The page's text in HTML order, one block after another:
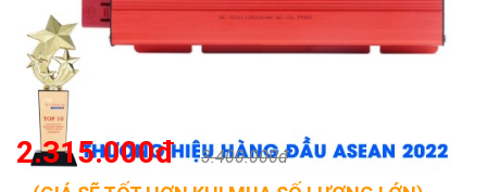
2.315.000đ 3.400.000đ